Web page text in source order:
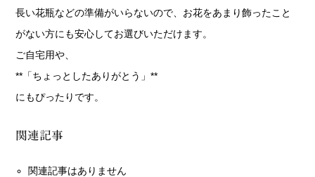
長い花瓶などの準備がいらないので、お花をあまり飾ったこと
がない方にも安心してお選びいただけます。
ご自宅用や、
**「ちょっとしたありがとう」**
にもぴったりです。
関連記事
関連記事はありません